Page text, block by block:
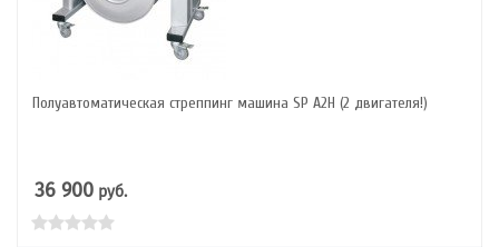
Полуавтоматическая стреппинг машина SP A2H (2 двигателя!)
36 900 руб.